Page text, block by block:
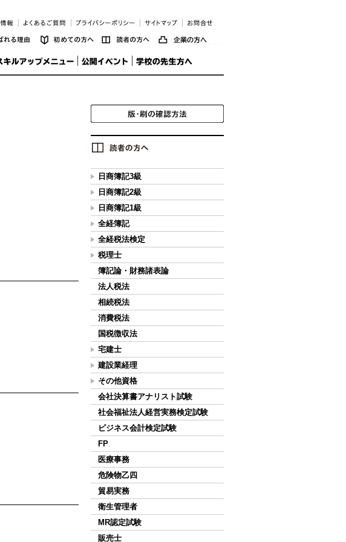
日商簿記3級
日商簿記2級
日商簿記1級
全経簿記
全経税法検定
税理士
簿記論・財務諸表論
法人税法
相続税法
消費税法
国税徴収法
宅建士
建設業経理
その他資格
会社決算書アナリスト試験
社会福祉法人経営実務検定試験
ビジネス会計検定試験
FP
医療事務
危険物乙四
貿易実務
衛生管理者
MR認定試験
販売士